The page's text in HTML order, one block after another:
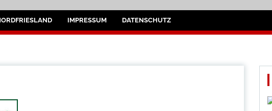
für Nordfriesland und Husum
IMPRESSUM DATENSCHUTZ